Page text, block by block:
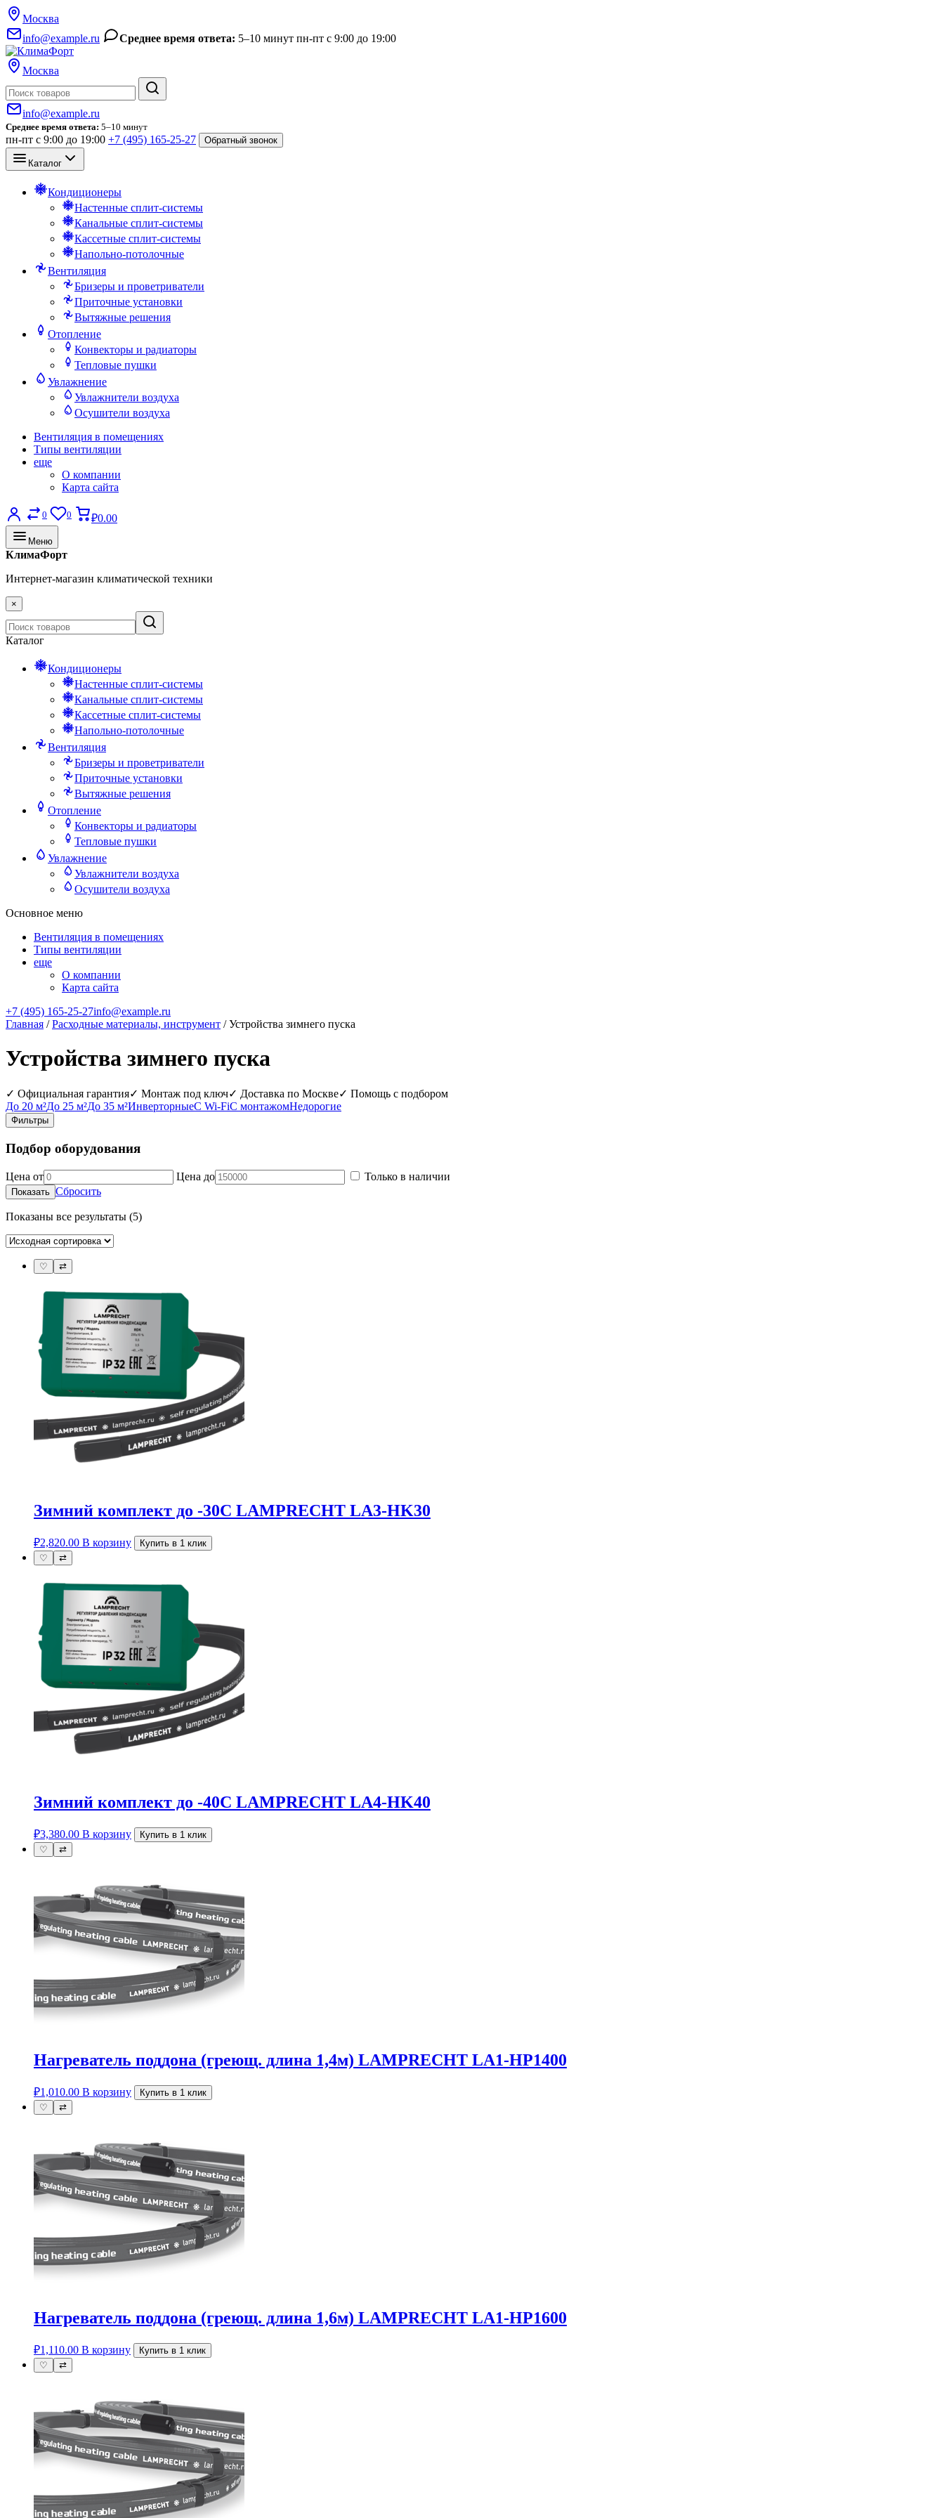
Москва
info@example.ru
Среднее время ответа: 5–10 минут пн-пт с 9:00 до 19:00
Москва
info@example.ru
Среднее время ответа: 5–10 минут
пн-пт с 9:00 до 19:00 +7 (495) 165-25-27 Обратный звонок
Каталог
Кондиционеры
Настенные сплит-системы
Канальные сплит-системы
Кассетные сплит-системы
Напольно-потолочные
Вентиляция
Бризеры и проветриватели
Приточные установки
Вытяжные решения
Отопление
Конвекторы и радиаторы
Тепловые пушки
Увлажнение
Увлажнители воздуха
Осушители воздуха
Вентиляция в помещениях
Типы вентиляции
еще
О компании
Карта сайта
0 0 ₽0.00
Меню
КлимаФорт
Интернет-магазин климатической техники
×
Каталог
Кондиционеры
Настенные сплит-системы
Канальные сплит-системы
Кассетные сплит-системы
Напольно-потолочные
Вентиляция
Бризеры и проветриватели
Приточные установки
Вытяжные решения
Отопление
Конвекторы и радиаторы
Тепловые пушки
Увлажнение
Увлажнители воздуха
Осушители воздуха
Основное меню
Вентиляция в помещениях
Типы вентиляции
еще
О компании
Карта сайта
+7 (495) 165-25-27info@example.ru
Главная /Расходные материалы, инструмент / Устройства зимнего пуска
Устройства зимнего пуска
✓ Официальная гарантия✓ Монтаж под ключ✓ Доставка по Москве✓ Помощь с подбором
До 20 м²До 25 м²До 35 м²ИнверторныеС Wi‑FiС монтажомНедорогие
Фильтры
Подбор оборудования
Цена от Цена до Только в наличии
Показать Сбросить
Показаны все результаты (5)
♡ ⇄
Зимний комплект до -30С LAMPRECHT LA3-HK30
₽2,820.00 В корзину
Купить в 1 клик
♡
⇄
Зимний комплект до -40С LAMPRECHT LA4-HK40
₽3,380.00 В корзину
Купить в 1 клик
♡
⇄
Нагреватель поддона (греющ. длина 1,4м) LAMPRECHT LA1-HP1400
₽1,010.00 В корзину
Купить в 1 клик
♡
⇄
Нагреватель поддона (греющ. длина 1,6м) LAMPRECHT LA1-HP1600
₽1,110.00 В корзину
Купить в 1 клик
♡
⇄